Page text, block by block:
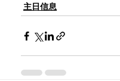
主日信息